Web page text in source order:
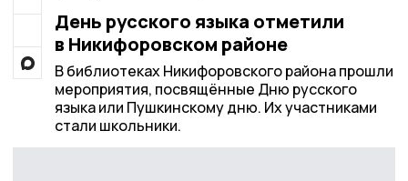
День русского языка отметили
в Никифоровском районе
В библиотеках Никифоровского района прошли
мероприятия, посвящённые Дню русского
языка или Пушкинскому дню. Их участниками
стали школьники.